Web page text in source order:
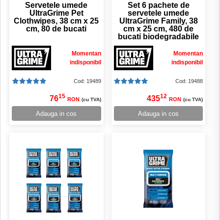
Servetele umede
UltraGrime Pet
Clothwipes, 38 cm x 25
cm, 80 de bucati
Momentan
indisponibil
Cod: 19489
7615 RON (cu TVA)
Adauga in cos
Set 6 pachete de
servetele umede
UltraGrime Family, 38
cm x 25 cm, 480 de
bucati biodegradabile
Momentan
indisponibil
Cod: 19488
43512 RON (cu TVA)
Adauga in cos